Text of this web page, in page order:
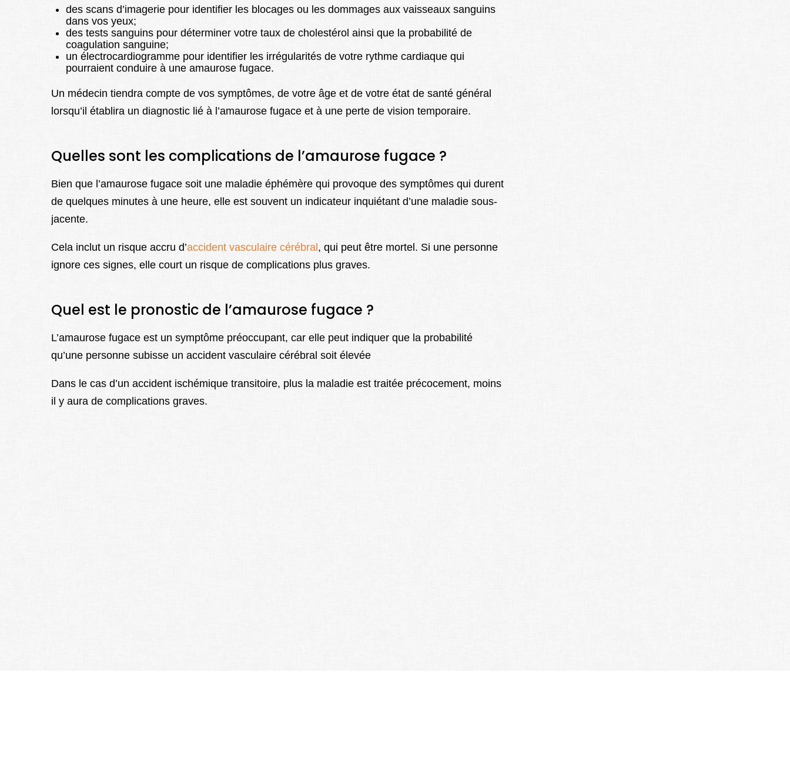
des scans d’imagerie pour identifier les blocages ou les dommages aux vaisseaux sanguins
dans vos yeux;
des tests sanguins pour déterminer votre taux de cholestérol ainsi que la probabilité de
coagulation sanguine;
un électrocardiogramme pour identifier les irrégularités de votre rythme cardiaque qui
pourraient conduire à une amaurose fugace.
Un médecin tiendra compte de vos symptômes, de votre âge et de votre état de santé général
lorsqu’il établira un diagnostic lié à l’amaurose fugace et à une perte de vision temporaire.
Quelles sont les complications de l’amaurose fugace ?
Bien que l’amaurose fugace soit une maladie éphémère qui provoque des symptômes qui durent
de quelques minutes à une heure, elle est souvent un indicateur inquiétant d’une maladie sous-
jacente.
Cela inclut un risque accru d’accident vasculaire cérébral , qui peut être mortel. Si une personne
ignore ces signes, elle court un risque de complications plus graves.
Quel est le pronostic de l’amaurose fugace ?
L’amaurose fugace est un symptôme préoccupant, car elle peut indiquer que la probabilité
qu’une personne subisse un accident vasculaire cérébral soit élevée
Dans le cas d’un accident ischémique transitoire, plus la maladie est traitée précocement, moins
il y aura de complications graves.